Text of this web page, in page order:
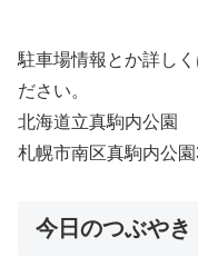
駐車場情報とか詳し
ださい。
北海道立真駒内公園
札幌市南区真駒内公
今日のつぶやき